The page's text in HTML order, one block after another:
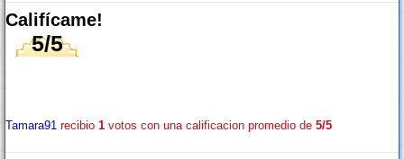
Califícame!
5/5
Tamara91 recibio 1 votos con una calificacion promedio de 5/5